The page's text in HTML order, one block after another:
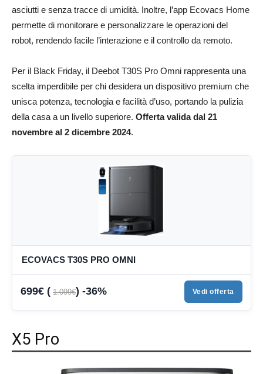
asciutti e senza tracce di umidità. Inoltre, l’app Ecovacs Home
permette di monitorare e personalizzare le operazioni del
robot, rendendo facile l’interazione e il controllo da remoto.
Per il Black Friday, il Deebot T30S Pro Omni rappresenta una
scelta imperdibile per chi desidera un dispositivo premium che
unisca potenza, tecnologia e facilità d’uso, portando la pulizia
della casa a un livello superiore. Offerta valida dal 21
novembre al 2 dicembre 2024.
ECOVACS T30S PRO OMNI
699€ ( 1.099€) -36% Vedi offerta
X5 Pro